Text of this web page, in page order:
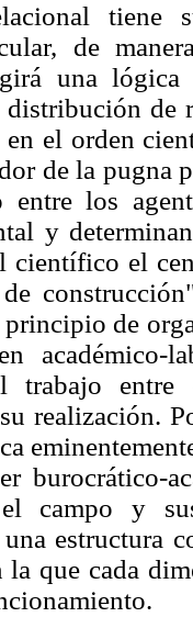
tiene
de
una
de
en el orden
de la pugna
los
y
científico el
de
trabajo entre
realización.
burocrático-
campo y
estructura
la que cada